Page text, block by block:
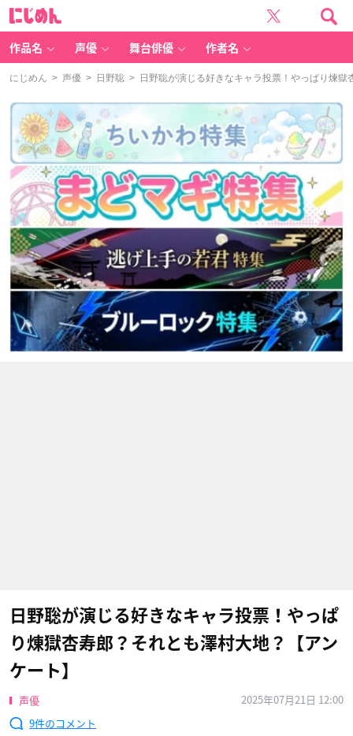
作品名 声優 舞台俳優 作者名
にじめん > 声優 > 日野聡 > 日野聡が演じる好きなキャラ投票！やっぱり煉󠄁獄
日野聡が演じる好きなキャラ投票！やっぱ
り煉󠄁獄杏寿郎？それとも澤村大地？【アン
ケート】
声優
2025年07月21日 12:00
9